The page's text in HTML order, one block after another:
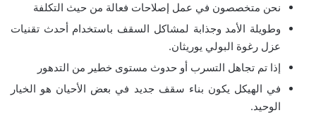
نحن متخصصون في عمل إصلاحات فعالة من حيث التكلفة
وطويلة الأمد وجذابة لمشاكل السقف باستخدام أحدث تقنيات
عزل رغوة البولي يوريثان.
إذا تم تجاهل التسرب أو حدوث مستوى خطير من التدهور
في الهيكل يكون بناء سقف جديد في بعض الأحيان هو الخيار
الوحيد.